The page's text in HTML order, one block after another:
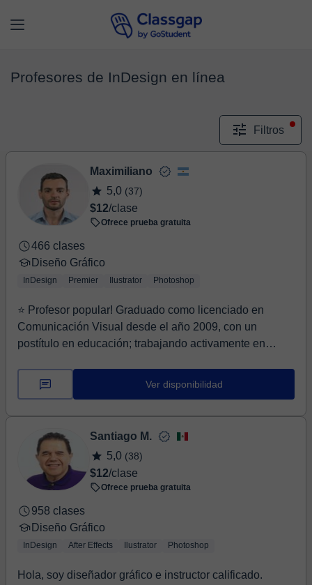
Profesores de InDesign en línea
Filtros
Maximiliano
5,0 (37)
$12/clase
Ofrece prueba gratuita
466 clases
Diseño Gráfico
InDesign Premier Ilustrator Photoshop
⭐ Profesor popular! Graduado como licenciado en
Comunicación Visual desde el año 2009, con un
postítulo en educación; trabajando activamente en
Ver disponibilidad
Santiago M.
5,0 (38)
$12/clase
Ofrece prueba gratuita
958 clases
Diseño Gráfico
InDesign After Effects Ilustrator Photoshop
Hola, soy diseñador gráfico e instructor calificado.